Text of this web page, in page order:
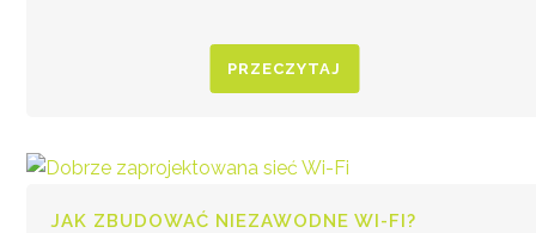
PRZECZYTAJ
JAK ZBUDOWAĆ NIEZAWODNE WI-FI?